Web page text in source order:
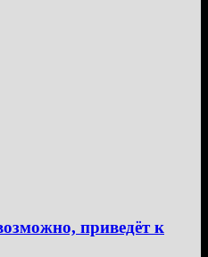
приведёт к